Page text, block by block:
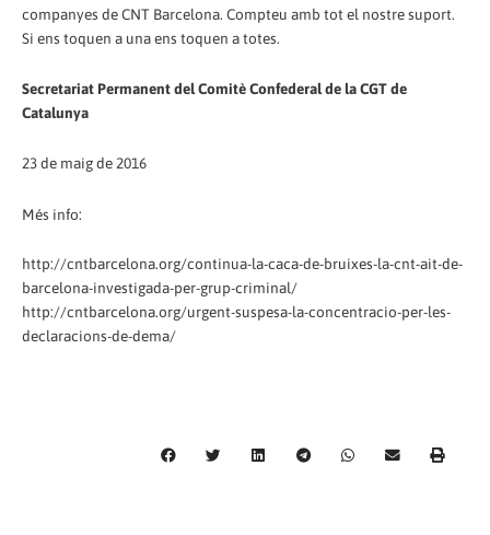
companyes de CNT Barcelona. Compteu amb tot el nostre suport.
Si ens toquen a una ens toquen a totes.
Secretariat Permanent del Comitè Confederal de la CGT de
Catalunya
23 de maig de 2016
Més info:
http://cntbarcelona.org/continua-la-caca-de-bruixes-la-cnt-ait-de-
barcelona-investigada-per-grup-criminal/
http://cntbarcelona.org/urgent-suspesa-la-concentracio-per-les-
declaracions-de-dema/